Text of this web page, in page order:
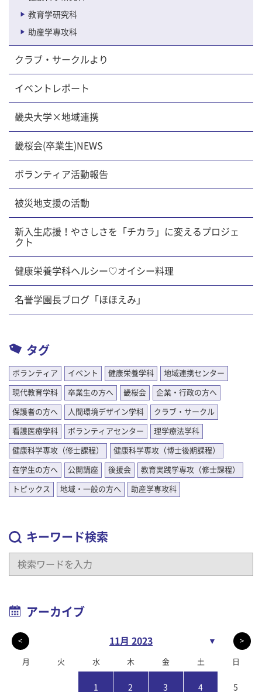
教育学研究科
助産学専攻科
クラブ・サークルより
イベントレポート
畿央大学×地域連携
畿桜会(卒業生)NEWS
ボランティア活動報告
被災地支援の活動
新入生応援！やさしさを「チカラ」に変えるプロジェ
クト
健康栄養学科ヘルシー♡オイシー料理
名誉学園長ブログ「ほほえみ」
タグ
ボランティア イベント 健康栄養学科 地域連携センター
現代教育学科 卒業生の方へ 畿桜会 企業・行政の方へ
保護者の方へ 人間環境デザイン学科 クラブ・サークル
看護医療学科 ボランティアセンター 理学療法学科
健康科学専攻（修士課程） 健康科学専攻（博士後期課程）
在学生の方へ 公開講座 後援会 教育実践学専攻（修士課程）
トピックス 地域・一般の方へ 助産学専攻科
キーワード検索
アーカイブ
< 11月 2023 ▼ >
月 火 水 木 金 土 日
1 2 3 4 5